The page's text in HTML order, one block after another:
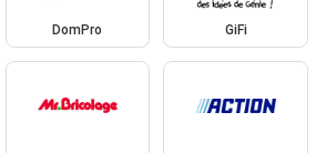
DomPro GiFi